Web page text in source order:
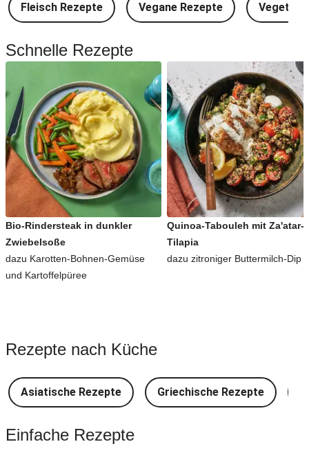
Fleisch Rezepte Vegane Rezepte
Schnelle Rezepte
Bio-Rindersteak in dunkler
Zwiebelsoße
dazu Karotten-Bohnen-Gemüse
und Kartoffelpüree
Quinoa-Tabouleh mit Za'atar-
Tilapia
dazu zitroniger Buttermilch-Dip
Rezepte nach Küche
Asiatische Rezepte Griechische Rezepte
Einfache Rezepte